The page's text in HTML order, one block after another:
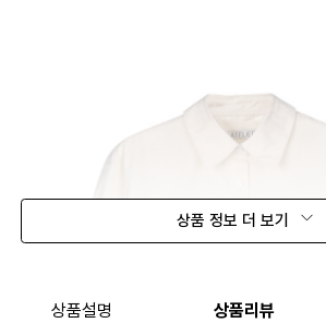
상품 정보 더 보기
상품설명 상품리뷰